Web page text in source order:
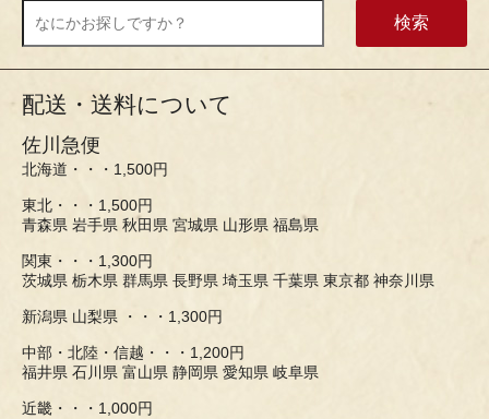
検索
配送・送料について
佐川急便
北海道・・・1,500円
東北・・・1,500円
青森県 岩手県 秋田県 宮城県 山形県 福島県
関東・・・1,300円
茨城県 栃木県 群馬県 長野県 埼玉県 千葉県 東京都 神奈川県
新潟県 山梨県 ・・・1,300円
中部・北陸・信越・・・1,200円
福井県 石川県 富山県 静岡県 愛知県 岐阜県
近畿・・・1,000円